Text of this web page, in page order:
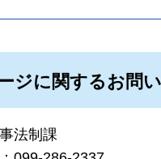
ジに関するお問
法制課